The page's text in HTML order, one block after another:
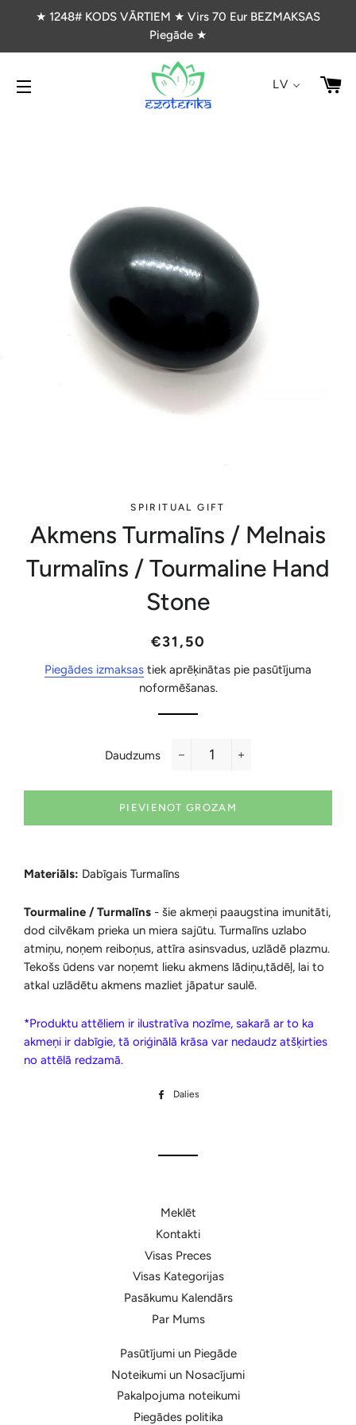
★ 1248# KODS VĀRTIEM ★ Virs 70 Eur BEZMAKSAS
Piegāde ★
VIETNES NAVIGĀCIJA
LV
SPIRITUAL GIFT
Akmens Turmalīns / Melnais
Turmalīns / Tourmaline Hand
Stone
Parastā
Akcijas
€31,50
Piegādes izmaksas tiek aprēķinātas pie pasūtījuma
noformēšanas.
Daudzums
PIEVIENOT GROZAM
Materiāls: Dabīgais Turmalīns
Tourmaline / Turmalīns - šie akmeņi paaugstina imunitāti,
dod cilvēkam prieka un miera sajūtu. Turmalīns uzlabo
atmiņu, noņem reiboņus, attīra asinsvadus, uzlādē plazmu.
Tekošs ūdens var noņemt lieku akmens lādiņu,tādēļ, lai to
atkal uzlādētu akmens mazliet jāpatur saulē.
*Produktu attēliem ir ilustratīva nozīme, sakarā ar to ka
akmeņi ir dabīgie, tā oriģinālā krāsa var nedaudz atšķirties
no attēlā redzamā.
Dalies
Meklēt
Kontakti
Visas Preces
Visas Kategorijas
Pasākumu Kalendārs
Par Mums
Pasūtījumi un Piegāde
Noteikumi un Nosacījumi
Pakalpojuma noteikumi
Piegādes politika